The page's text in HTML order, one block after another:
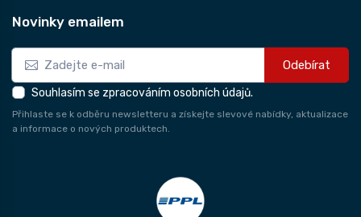
Novinky emailem
Odebírat
Souhlasím se zpracováním osobních údajů.
Přihlaste se k odběru newsletteru a získejte slevové nabídky, aktualizace
a informace o nových produktech.